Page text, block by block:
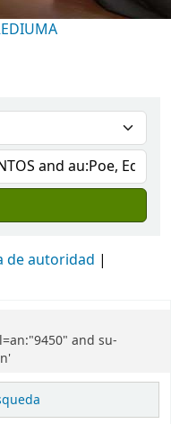
de autoridad
and su-